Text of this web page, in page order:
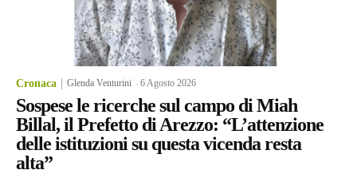
Cronaca Glenda Venturini -6 Agosto 2026
Sospese le ricerche sul campo di Miah
Billal, il Prefetto di Arezzo: “L’attenzione
delle istituzioni su questa vicenda resta
alta”